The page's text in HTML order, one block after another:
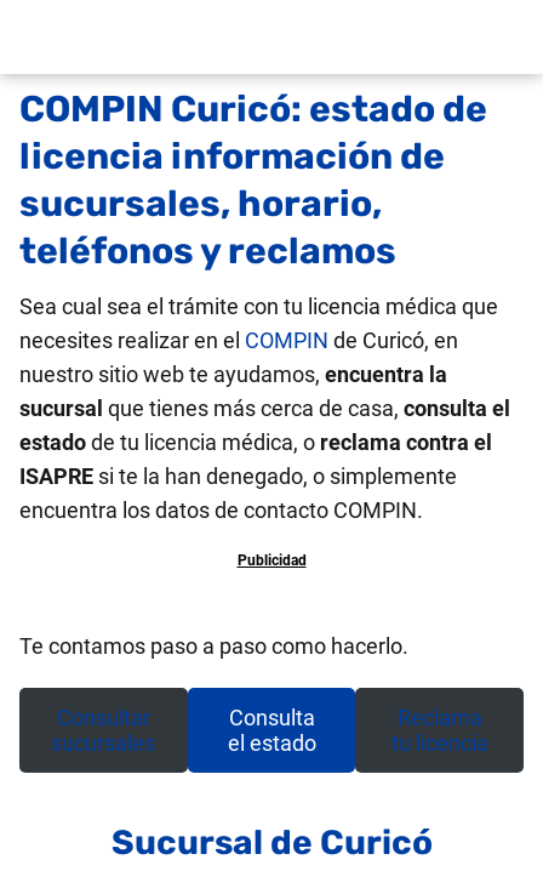
COMPIN Curicó: estado de
licencia información de
sucursales, horario,
teléfonos y reclamos
Sea cual sea el trámite con tu licencia médica que
necesites realizar en el COMPIN de Curicó, en
nuestro sitio web te ayudamos, encuentra la
sucursal que tienes más cerca de casa, consulta el
estadode tu licencia médica, o reclama contra el
ISAPRE si te la han denegado, o simplemente
encuentra los datos de contacto COMPIN.
Te contamos paso a paso como hacerlo.
Consultar
sucursales
Consulta
el estado
Reclama
tu licencia
Sucursal de Curicó